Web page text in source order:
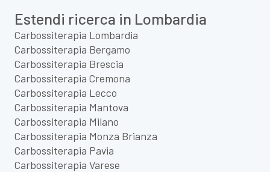
Estendi ricerca in Lombardia
Carbossiterapia Lombardia
Carbossiterapia Bergamo
Carbossiterapia Brescia
Carbossiterapia Cremona
Carbossiterapia Lecco
Carbossiterapia Mantova
Carbossiterapia Milano
Carbossiterapia Monza Brianza
Carbossiterapia Pavia
Carbossiterapia Varese